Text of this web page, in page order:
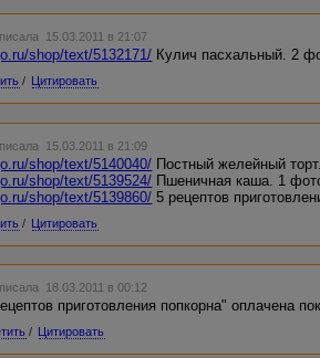
15.03.2011 в 21:07
shop/text/5132171/ Кулич пасхальный. 2
/ Цитировать
15.03.2011 в 21:09
shop/text/5140040/ Постный желейный
shop/text/5139524/ Пшеничная каша. 1
shop/text/5139860/ 5 рецептов
/ Цитировать
18.03.2011 в 00:12
приготовления попкорна" оплачена
/ Цитировать